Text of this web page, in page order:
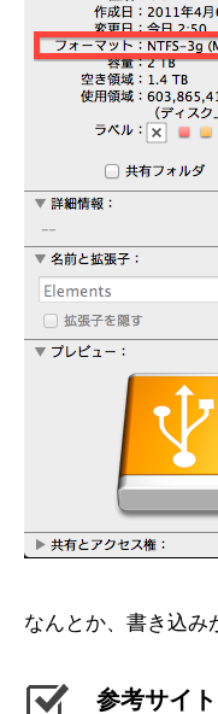
なんとか、書き込み
参考サイト